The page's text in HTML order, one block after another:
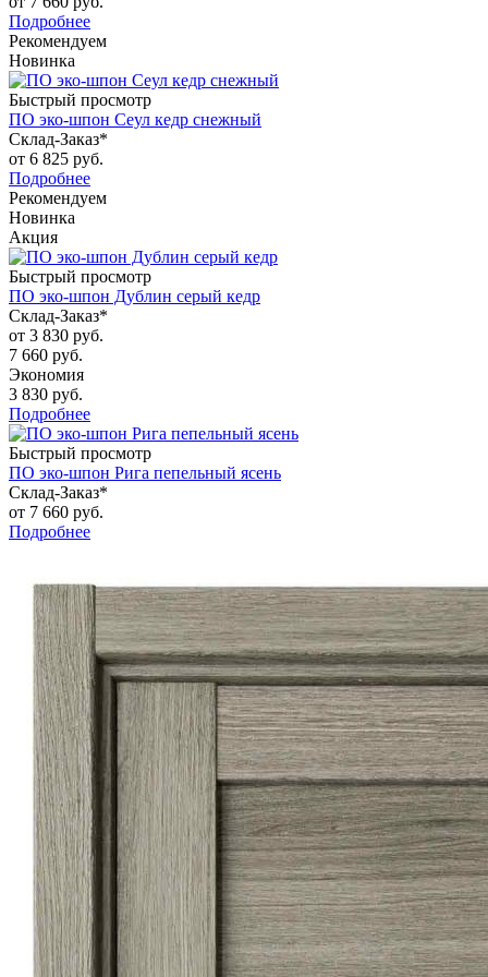
Подробнее
Рекомендуем
Новинка
Быстрый просмотр
ПО эко-шпон Сеул кедр снежный
Склад-Заказ*
от 6 825 руб.
Подробнее
Рекомендуем
Новинка
Акция
Быстрый просмотр
ПО эко-шпон Дублин серый кедр
Склад-Заказ*
от 3 830 руб.
7 660 руб.
Экономия
3 830 руб.
Подробнее
Быстрый просмотр
ПО эко-шпон Рига пепельный ясень
Склад-Заказ*
от 7 660 руб.
Подробнее